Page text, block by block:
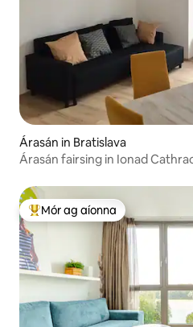
Árasán in Bratislava
Árasán fairsing in Ionad
An-mhór ag aíonna
Mór ag aíonna